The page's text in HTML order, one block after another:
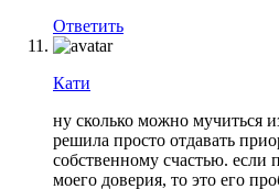
Ответить
Кати
ну сколько можно мучиться
решила просто отдавать
собственному счастью. если
моего доверия, то это его